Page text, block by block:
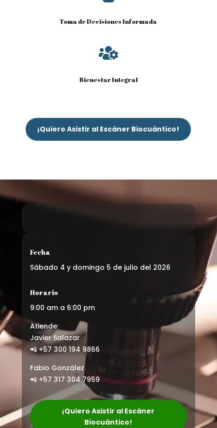
Toma de Decisiones Informada

Bienestar Integral
¡Quiero Asistir al Escáner Biocuántico!
Fecha
Sábado 4 y domingo 5 de julio del 2026
Horario
9:00 am a 6:00 pm
Atiende:
Javier Salazar
📲 +57 300 194 9866
Fabio González
📲 +57 317 304 7959
¡Quiero Asistir al Escáner
Biocuántico!